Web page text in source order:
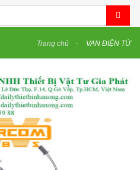
Trang chủ VAN ĐIỆN TỪ